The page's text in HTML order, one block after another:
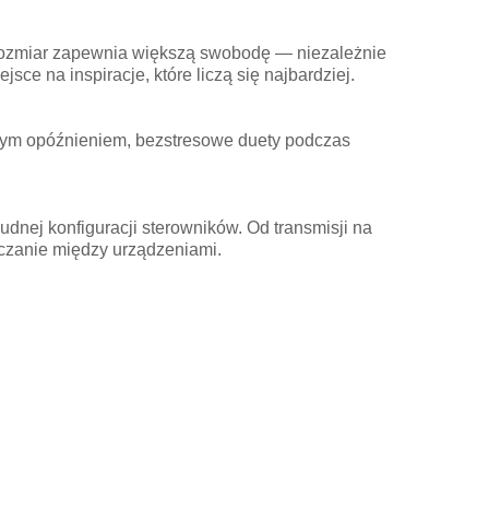
zapewnia większą swobodę — niezależnie
na inspiracje, które liczą się najbardziej.
opóźnieniem, bezstresowe duety podczas
konfiguracji sterowników. Od transmisji na
między urządzeniami.